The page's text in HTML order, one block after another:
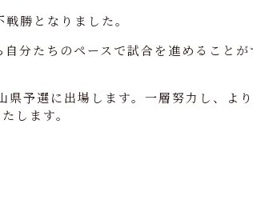
勝となりました。
分たちのペースで試合を進めることが
予選に出場します。一層努力し、よ
します。